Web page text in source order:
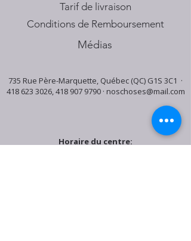
Tarif de livraison
Conditions de Remboursement
Médias
735 Rue Père-Marquette, Québec (QC) G1S 3C1 ·
418 623 3026,418 907 9790· noschoses@mail.com
Horaire du centre: